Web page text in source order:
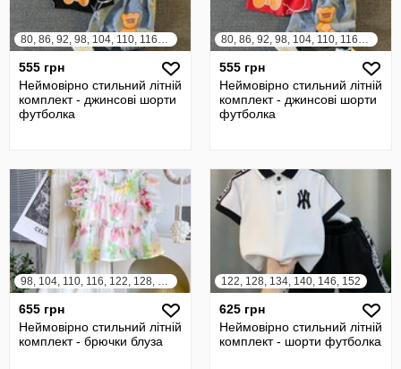
80, 86, 92, 98, 104, 110, 116, 122
555 грн
Неймовірно стильний літній
комплект - джинсові шорти
футболка
80, 86, 92, 98, 104, 110, 116, 122
555 грн
Неймовірно стильний літній
комплект - джинсові шорти
футболка
98, 104, 110, 116, 122, 128, 134, 140
655 грн
Неймовірно стильний літній
комплект - брючки блуза
122, 128, 134, 140, 146, 152
625 грн
Неймовірно стильний літній
комплект - шорти футболка